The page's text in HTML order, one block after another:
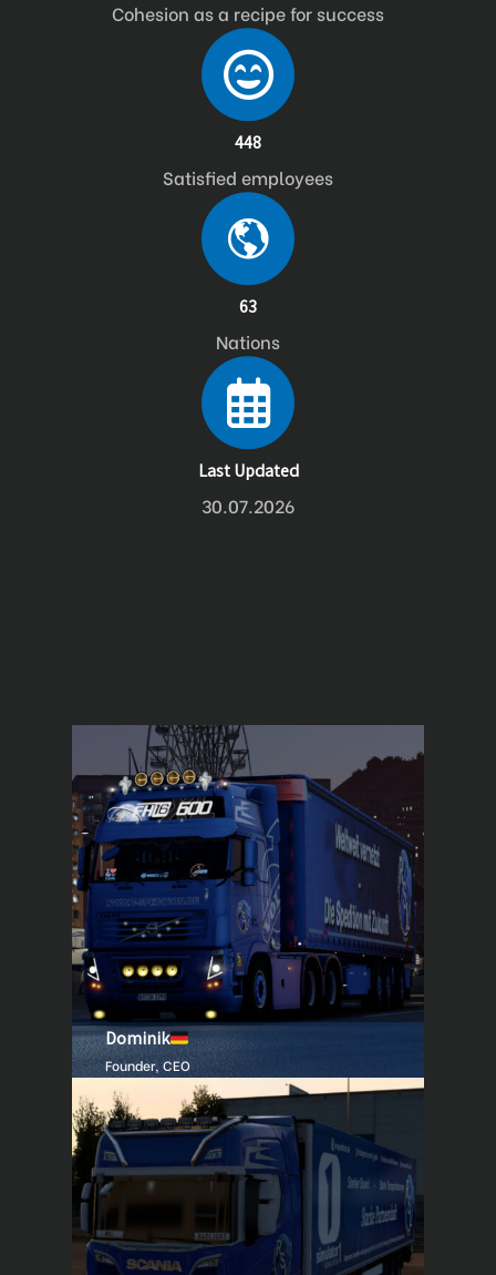
Cohesion as a recipe for success
448
Satisfied employees
63
Nations
Last Updated
30.07.2026
Dominik
Founder, CEO